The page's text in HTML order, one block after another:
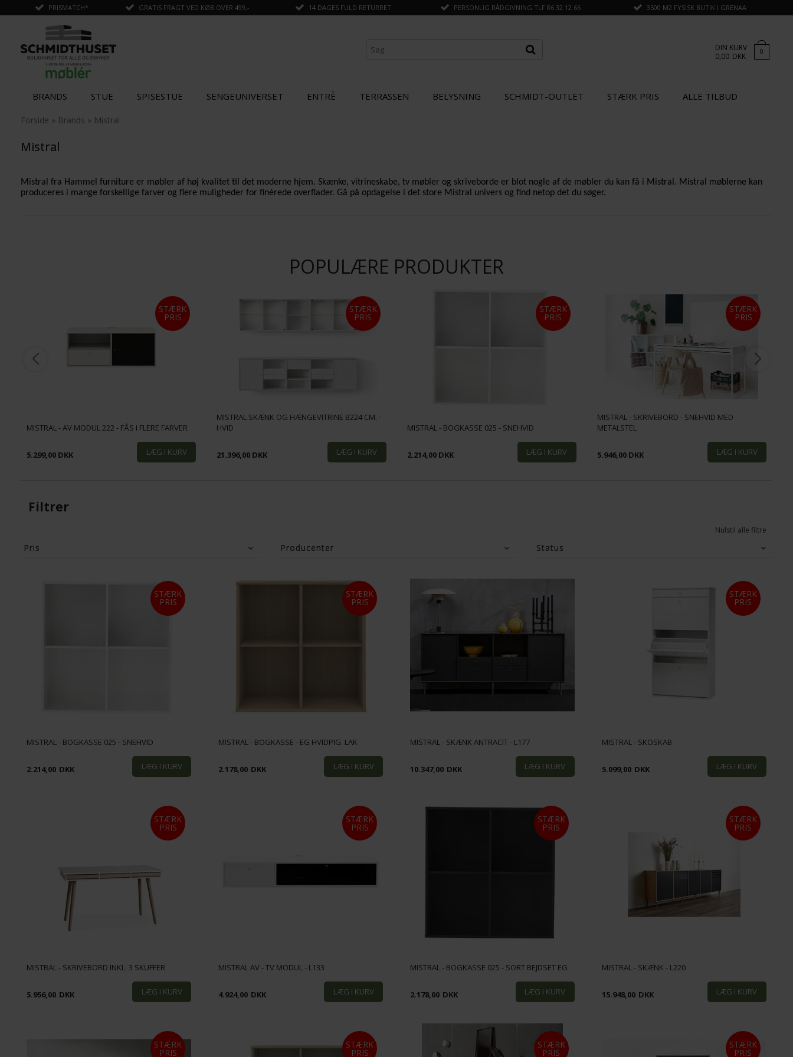
PRISMATCH* GRATIS FRAGT VED KØB OVER 499,- 14 DAGES FULD RETURRET PERSONLIG RÅDGIVNING TLF 86 32 12 66 3500 M2 FYSISK BUTIK I GRENAA
DIN KURV
0,00 DKK 0
BRANDS STUE SPISESTUE SENGEUNIVERSET ENTRÈ TERRASSEN BELYSNING SCHMIDT-OUTLET STÆRK PRIS ALLE TILBUD
Forside » Brands » Mistral
Mistral
Mistral fra Hammel furniture er møbler af høj kvalitet til det moderne hjem. Skænke, vitrineskabe, tv møbler og skriveborde er blot nogle af de møbler du kan få i Mistral. Mistral møblerne kan
produceres i mange forskellige farver og flere muligheder for finérede overflader. Gå på opdagelse i det store Mistral univers og find netop det du søger.
POPULÆRE PRODUKTER
STÆRK
PRIS
MISTRAL - AV MODUL 222 - FÅS I FLERE FARVER
5.299,00 DKK
STÆRK
PRIS
MISTRAL SKÆNK OG HÆNGEVITRINE B224 CM. -
HVID
21.396,00 DKK
STÆRK
PRIS
MISTRAL - BOGKASSE 025 - SNEHVID
2.214,00 DKK
STÆRK
PRIS
MISTRAL - SKRIVEBORD - SNEHVID MED
METALSTEL
5.946,00 DKK
Filtrer
Nulstil alle filtre
Pris Producenter Status
STÆRK
PRIS
MISTRAL - BOGKASSE 025 - SNEHVID
2.214,00 DKK
STÆRK
PRIS
MISTRAL - BOGKASSE - EG HVIDPIG. LAK
2.178,00 DKK
MISTRAL - SKÆNK ANTRACIT - L177
10.347,00 DKK
STÆRK
PRIS
MISTRAL - SKOSKAB
5.099,00 DKK
STÆRK
PRIS
MISTRAL - SKRIVEBORD INKL. 3 SKUFFER
5.956,00 DKK
STÆRK
PRIS
MISTRAL AV - TV MODUL - L133
4.924,00 DKK
STÆRK
PRIS
MISTRAL - BOGKASSE 025 - SORT BEJDSET EG
2.178,00 DKK
STÆRK
PRIS
MISTRAL - SKÆNK - L220
15.948,00 DKK
STÆRK
PRIS
STÆRK
PRIS
STÆRK
PRIS
STÆRK
PRIS